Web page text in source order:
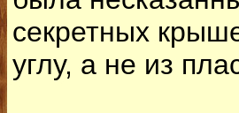
секретных
углу, а не из